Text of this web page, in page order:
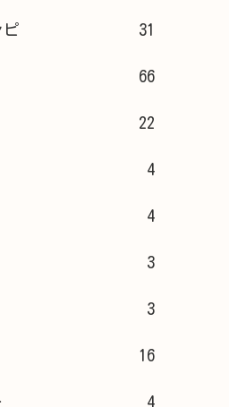
ピ 31
66
22
4
4
3
3
16
4